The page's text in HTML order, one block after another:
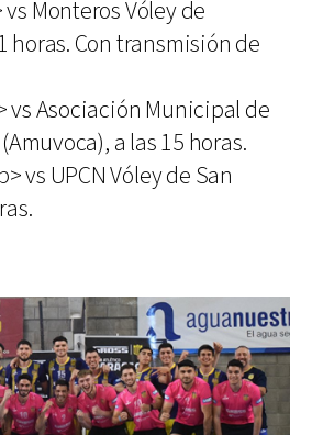
Monteros Vóley de
horas. Con transmisión de
vs Asociación Municipal de
a las 15 horas.
vs UPCN Vóley de San